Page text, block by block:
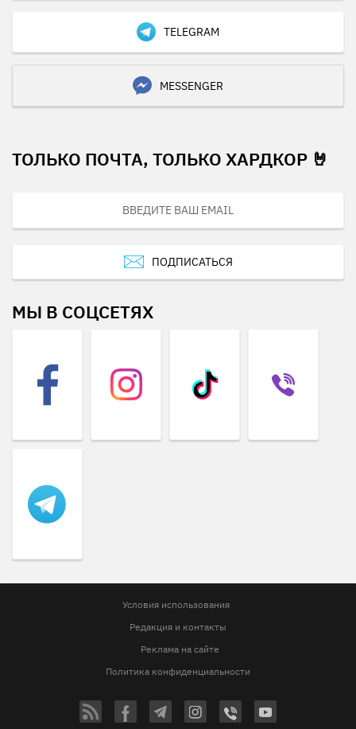
TELEGRAM
MESSENGER
ТОЛЬКО ПОЧТА, ТОЛЬКО ХАРДКОР 🤘
ПОДПИСАТЬСЯ
МЫ В СОЦСЕТЯХ
Условия использования
Редакция и контакты
Реклама на сайте
Политика конфиденциальности